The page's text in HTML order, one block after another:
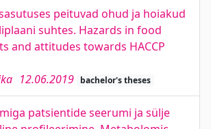
peituvad ohud ja hoiakud
suhtes. Hazards in food
and attitudes towards HACCP
12.06.2019 bachelor's theses
patsientide seerumi ja sülje